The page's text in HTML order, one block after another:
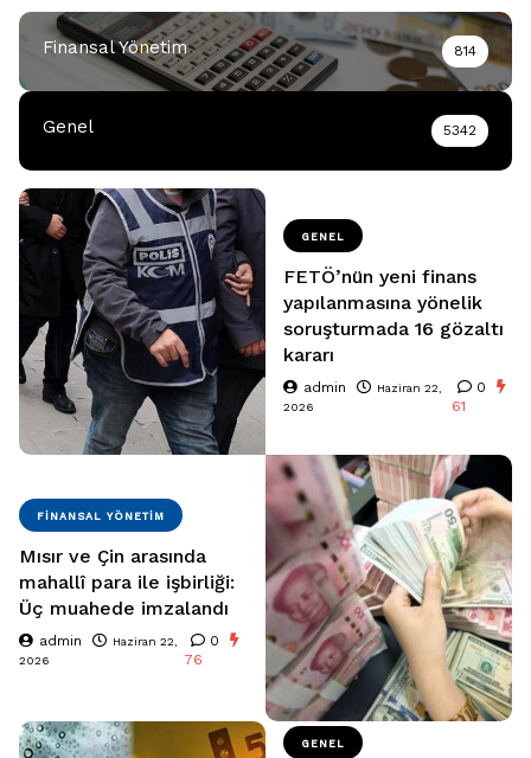
Finansal Yönetim 814
Genel 5342
GENEL
FETÖ’nün yeni finans
yapılanmasına yönelik
soruşturmada 16 gözaltı
kararı
admin
Haziran 22,
2026
0
61
FINANSAL YÖNETIM
Mısır ve Çin arasında
mahallî para ile işbirliği:
Üç muahede imzalandı
admin
Haziran 22,
2026
0
76
GENEL